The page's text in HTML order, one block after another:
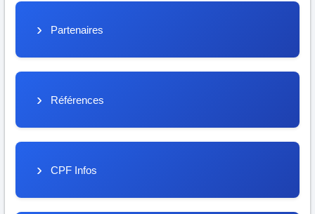
Partenaires
Références
CPF Infos